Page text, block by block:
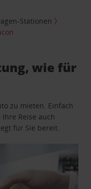
Stationen
wie für
zu mieten. Einfach
Reise auch
für Sie bereit.